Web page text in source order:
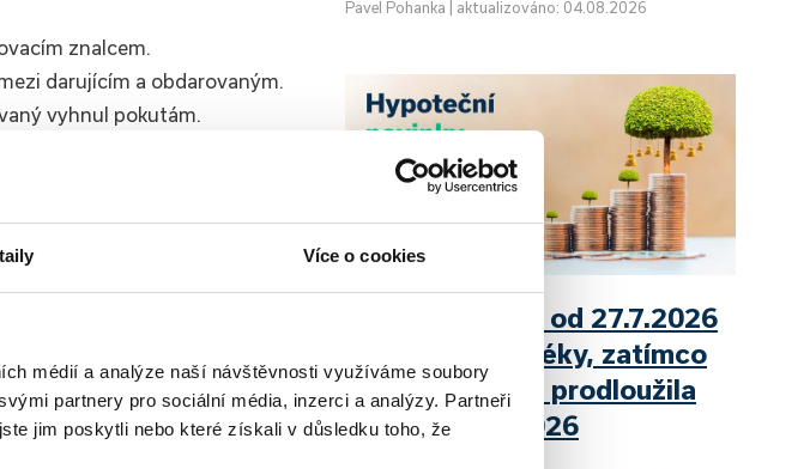
Více o cookies
médií a analýze naší návštěvnosti využíváme soubory
partnery pro sociální média, inzerci a analýzy. Partneři
jim poskytli nebo které získali v důsledku toho, že
znalcem.
darujícím a obdarovaným.
vyhnul pokutám.
třeba vzít v úvahu
Pavel Pohanka aktualizováno: 04.08.2026
UniCredit Bank od 27.7.2026
zdražuje hypotéky, zatímco
Raiffeisenbank prodloužila
slevu do 6.9.2026